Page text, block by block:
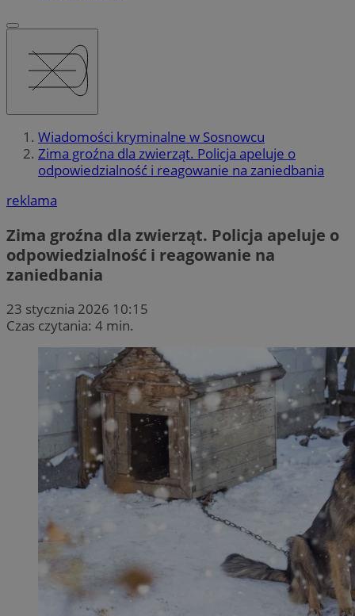
Wiadomości kryminalne w Sosnowcu
Zima groźna dla zwierząt. Policja apeluje o
odpowiedzialność i reagowanie na zaniedbania
reklama
Zima groźna dla zwierząt. Policja apeluje o
odpowiedzialność i reagowanie na
zaniedbania
23 stycznia 2026 10:15
Czas czytania: 4 min.